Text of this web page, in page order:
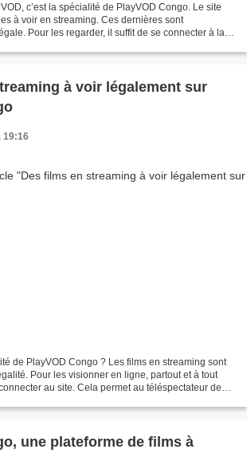
c’est la spécialité de PlayVOD Congo. Le site
à voir en streaming. Ces dernières sont
Pour les regarder, il suffit de se connecter à la
à voir légalement sur
19:16
de PlayVOD Congo ? Les films en streaming sont
Pour les visionner en ligne, partout et à tout
au site. Cela permet au téléspectateur de
une plateforme de films à